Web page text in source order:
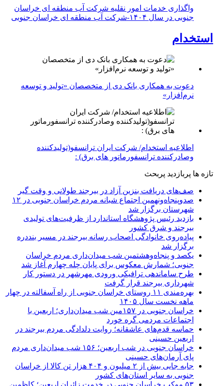
واگذاری خدمات امور نقلیه شرکت آب منطقه ای خراسان
جنوبی در سال ۱۴۰۴-شرکت آب منطقه ای خراسان جنوبی
استخدام
دعوت به همکاری بانک دی از متخصصان «تولید و توسعه
نرم‌افزار»
اطلاعیه استخدام/ شرکت ایران ترانسفو(تولیدکننده
وصادرکننده ترانسفورماتور های برق) :
تازه ها پربازدید پربحث
صف‌های دریافت بنزین آزاد در بیرجند طولانی و وقت گیر
صدوپنجاه‌ونهمین اجتماع شبانه مردم خراسان جنوبی در ۱۲
شهرستان برگزار شد
بازدید رئیس پژوهشگاه استاندارد از ظرفیت‌های تولیدی
بیرجند و شرق کشور
پیاده‌روی خانوادگی اصحاب رسانه بیرجند در مسیر بنددره
برگزار شد
یکصد و پنجاه‌وهشتمین شب میدان‌داری مردم خراسان
جنوبی؛ شمارش معکوس برای پایان چله چهارم آغاز شد
طرح ساماندهی ترافیکی ورودی مهرشهر در دستور کار
شهرداری بیرجند قرار گرفت
بهره‌مندی ۱۱ روستای خراسان جنوبی از راه آسفالته در چهار
ماهه نخست سال ۱۴۰۵
خراسان جنوبی در ۱۵۷مین شب میدان‌داری؛ اربعین با
اجتماعات مردمی گره خورد
حماسه قدم‌های عاشقانه؛ روایت دلدادگی مردم بیرجند در
اربعین حسینی
خراسان جنوبی در شب اربعین؛ ۱۵۶ شب میدان‌داری مردم
پای آرمان‌های حسینی
جابه جایی بیش از ۲ میلیون و ۴۰۴ هزار تن کالا از خراسان
جنوبی به سایر استان‌های کشور
۵۳ موکب خراسان جنوبی در خدمت زائران اربعین؛ کاظمین